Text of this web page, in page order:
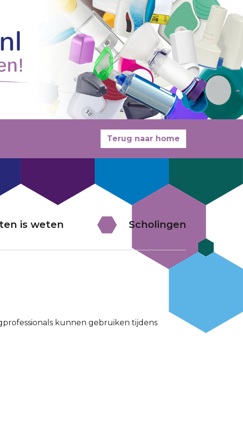
Terug naar home
is weten Scholingen
kunnen gebruiken tijdens